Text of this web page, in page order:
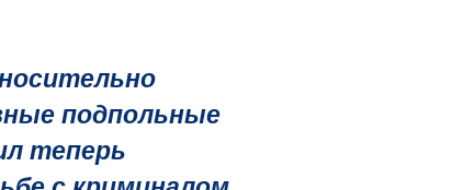
подпольные
теперь